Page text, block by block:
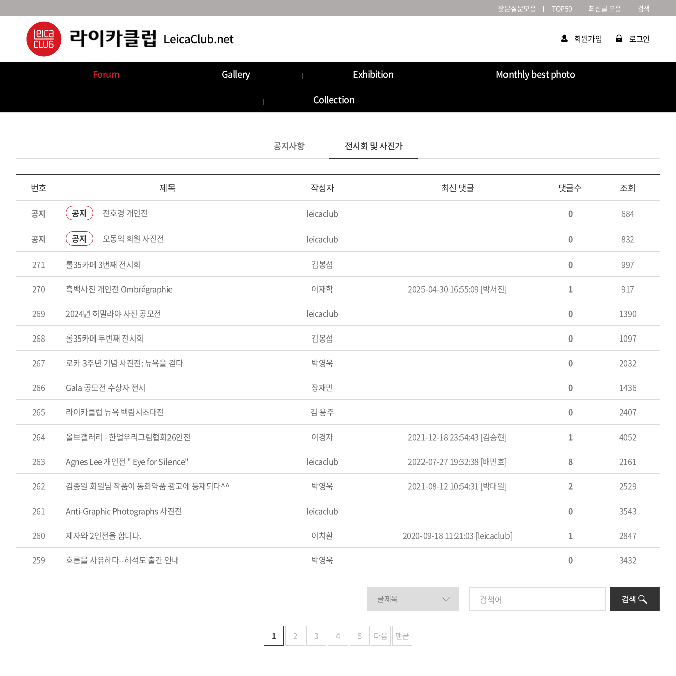
잦은질문모음 TOP50 최신글 모음 검색
회원가입 로그인
Forum Gallery Exhibition
Monthly best photo
Collection
Information
공지사항 전시회 및 사진가
번호 제목 작성자 최신 댓글 댓글수 조회
공지 공지 전호경 개인전 leicaclub 0 684
공지 공지 오동익 회원 사진전 leicaclub 0 832
271 롤35카페 3번째 전시회 김봉섭 0 997
270 흑백사진 개인전 Ombrégraphie 이재학 2025-04-30 16:55:09 [박서진] 1 917
269 2024년 히말라야 사진 공모전 leicaclub 0 1390
268 롤35카페 두번째 전시회 김봉섭 0 1097
267 로카 3주년 기념 사진전: 뉴욕을 걷다 박영욱 0 2032
266 Gala 공모전 수상자 전시 장재민 0 1436
265 라이카클럽 뉴욕 백림시초대전 김 용주 0 2407
264 올브갤러리 - 한얼우리그림협회26인전 이경자 2021-12-18 23:54:43 [김승현] 1 4052
263 Agnes Lee 개인전 " Eye for Silence" leicaclub 2022-07-27 19:32:38 [배민호] 8 2161
262 김종원 회원님 작품이 동화약품 광고에 등재되다^^ 박영욱 2021-08-12 10:54:31 [박대원] 2 2529
261 Anti-Graphic Photographs 사진전 leicaclub 0 3543
260 제자와 2인전을 합니다. 이치환 2020-09-18 11:21:03 [leicaclub] 1 2847
259 흐름을 사유하다--허석도 출간 안내 박영욱 0 3432
1 2 3 4 5 다음 맨끝